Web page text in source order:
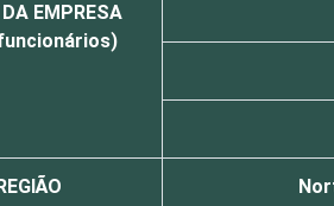
EMPRESA
REGIÃO